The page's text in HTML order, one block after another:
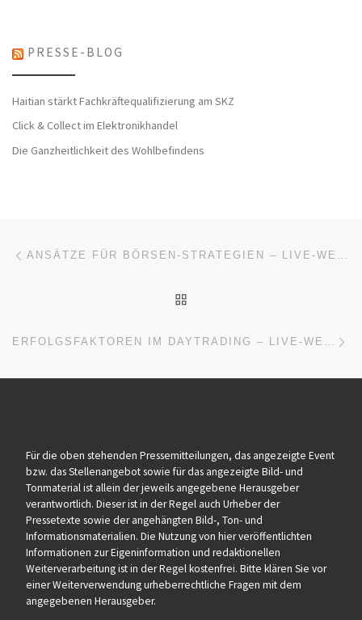
PRESSE-BLOG
Haitian stärkt Fachkräftequalifizierung am SKZ
Click & Collect im Elektronikhandel
Die Ganzheitlichkeit des Wohlbefindens
Beitragsnavigation ANSÄTZE FÜR BÖRSEN-STRATEGIEN – LIVE-WEBINAR IM OKTOBER 2021 (WEBINAR | ONLINE)
ERFOLGSFAKTOREN IM DAYTRADING – LIVE-WEBINAR IM OKTOBER 2021 (WEBINAR | ONLINE)
Für die oben stehenden Pressemitteilungen, das angezeigte Event
bzw. das Stellenangebot sowie für das angezeigte Bild- und
Tonmaterial ist allein der jeweils angegebene Herausgeber
verantwortlich. Dieser ist in der Regel auch Urheber der
Pressetexte sowie der angehängten Bild-, Ton- und
Informationsmaterialien. Die Nutzung von hier veröffentlichten
Informationen zur Eigeninformation und redaktionellen
Weiterverarbeitung ist in der Regel kostenfrei. Bitte klären Sie vor
einer Weiterverwendung urheberrechtliche Fragen mit dem
angegebenen Herausgeber.